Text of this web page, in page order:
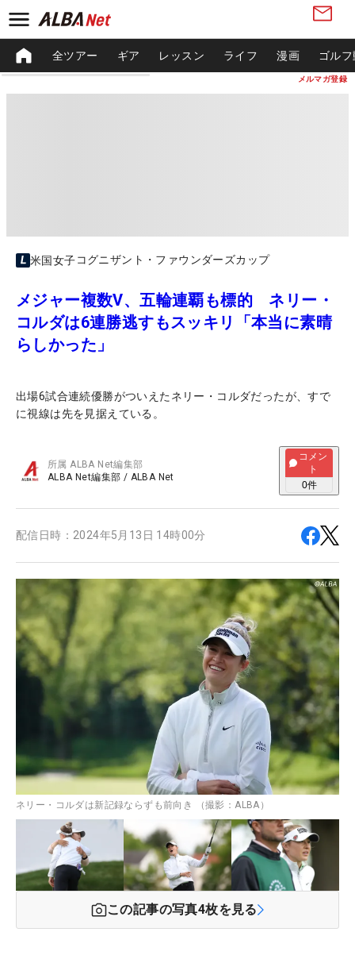
メルマガ登録
全ツアー ギア レッスン ライフ 漫画 ゴル
米国女子コグニザント・ファウンダーズカップ
メジャー複数V、五輪連覇も標的 ネリー・
コルダは6連勝逃すもスッキリ「本当に素晴
らしかった」
出場6試合連続優勝がついえたネリー・コルダだったが、すで
に視線は先を見据えている。
所属ALBA Net編集部
ALBA Net編集部 / ALBA Net
コメン
ト
0件
配信日時： 2024年5月13日 14時00分
ネリー・コルダは新記録ならずも前向き （撮影：ALBA）
この記事の写真4枚を見る